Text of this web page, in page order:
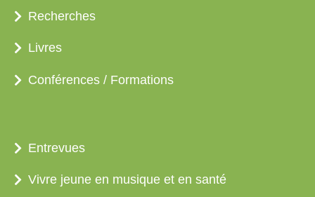
Recherches
Livres
Conférences / Formations
Entrevues
Vivre jeune en musique et en santé